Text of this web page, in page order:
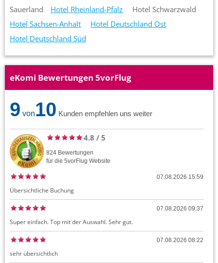
Sauerland
Hotel Rheinland-Pfalz
Hotel Schwarzwald
Hotel Sachsen-Anhalt
Hotel Deutschland Ost
Hotel Deutschland Süd
eKomi Bewertungen 5vorFlug
9 von10 Kunden empfehlen uns weiter
4.8 / 5
824 Bewertungen
für die 5vorFlug Website
07.08.2026 15:59
Übersichtliche Buchung
07.08.2026 09:37
Super einfach. Top mit der Auswahl. Sehr gut.
07.08.2026 08:22
sehr übersichtlich